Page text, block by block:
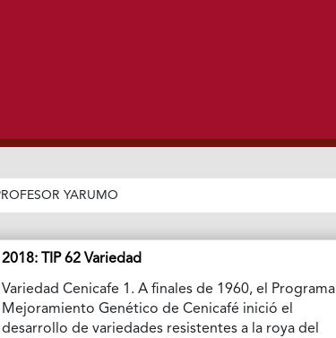
YARUMO
2018: TIP 62 Variedad
Variedad Cenicafe 1. A finales de 1960, el
Mejoramiento Genético de Cenicafé inició el
desarrollo de variedades resistentes a la roya del